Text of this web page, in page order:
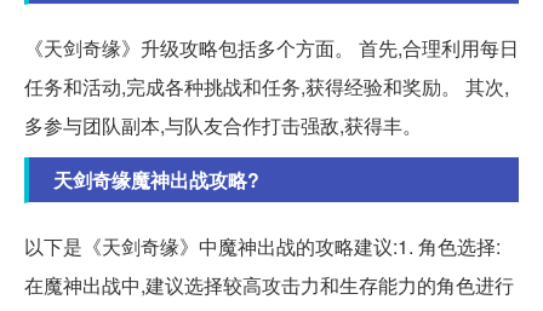
《天剑奇缘》升级攻略包括多个方面。 首先,合理利用每日
任务和活动,完成各种挑战和任务,获得经验和奖励。 其次,
多参与团队副本,与队友合作打击强敌,获得丰。
天剑奇缘魔神出战攻略?
以下是《天剑奇缘》中魔神出战的攻略建议:1. 角色选择:
在魔神出战中,建议选择较高攻击力和生存能力的角色进行